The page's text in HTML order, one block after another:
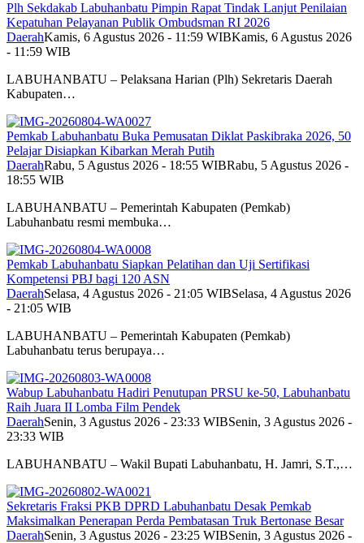
Plh Sekdakab Labuhanbatu Pimpin Rapat Tindak Lanjut Penilaian
Kepatuhan Pelayanan Publik Ombudsman RI 2026
DaerahKamis, 6 Agustus 2026 - 11:59 WIBKamis, 6 Agustus 2026
- 11:59 WIB
LABUHANBATU – Pelaksana Harian (Plh) Sekretaris Daerah
Kabupaten…
Pemkab Labuhanbatu Buka Pemusatan Diklat Paskibraka 2026, 50
Pelajar Disiapkan Kibarkan Merah Putih
DaerahRabu, 5 Agustus 2026 - 18:55 WIBRabu, 5 Agustus 2026 -
18:55 WIB
LABUHANBATU – Pemerintah Kabupaten (Pemkab)
Labuhanbatu resmi membuka…
Pemkab Labuhanbatu Siapkan Pelatihan dan Uji Sertifikasi
Kompetensi PBJ bagi 120 ASN
DaerahSelasa, 4 Agustus 2026 - 21:05 WIBSelasa, 4 Agustus 2026
- 21:05 WIB
LABUHANBATU – Pemerintah Kabupaten (Pemkab)
Labuhanbatu terus berupaya…
Wabup Labuhanbatu Hadiri Penutupan PRSU ke-50, Labuhanbatu
Raih Juara II Lomba Film Pendek
DaerahSenin, 3 Agustus 2026 - 23:33 WIBSenin, 3 Agustus 2026 -
23:33 WIB
LABUHANBATU – Wakil Bupati Labuhanbatu, H. Jamri, S.T.,…
Sekretaris Fraksi PKB DPRD Labuhanbatu Desak Pemkab
Maksimalkan Penerapan Perda Pembatasan Truk Bertonase Besar
DaerahSenin, 3 Agustus 2026 - 23:25 WIBSenin, 3 Agustus 2026 -